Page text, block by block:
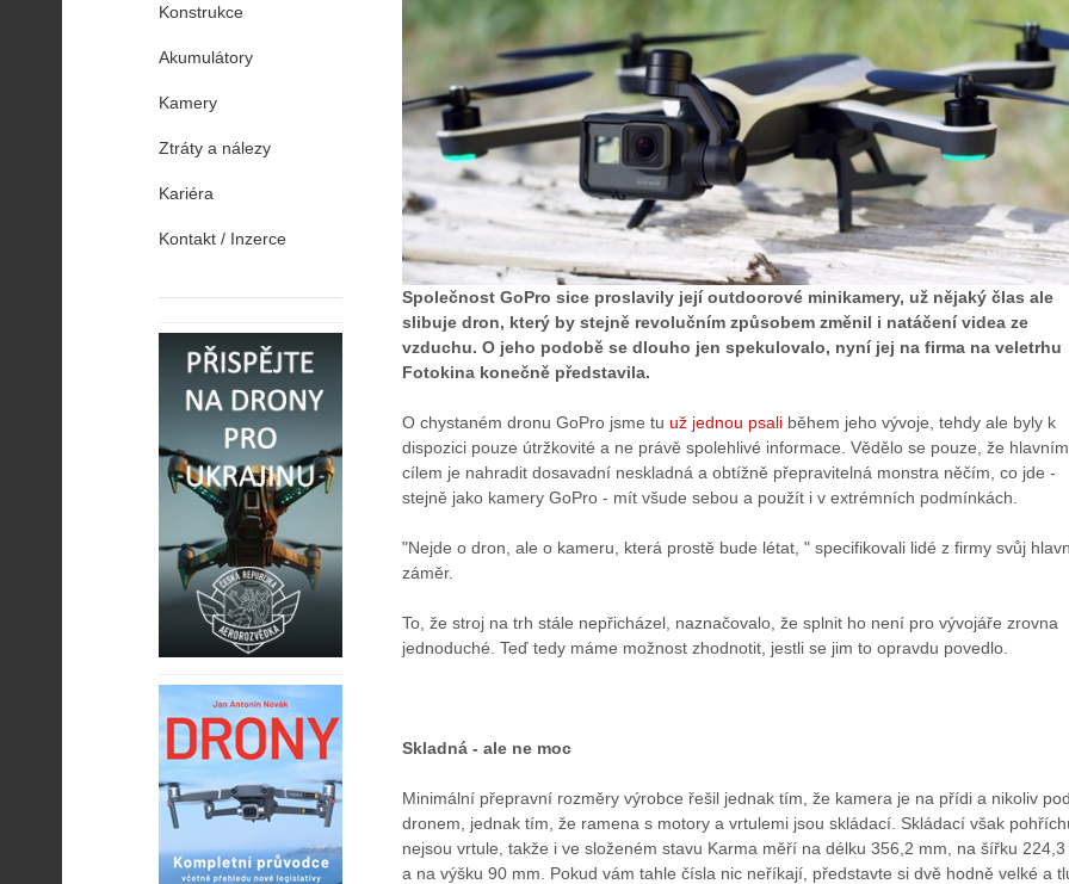
Společnost GoPro sice proslavily její outdoorové minikamery, už nějaký člas ale
slibuje dron, který by stejně revolučním způsobem změnil i natáčení videa ze
vzduchu. O jeho podobě se dlouho jen spekulovalo, nyní jej na firma na veletrhu
Fotokina konečně představila.
O chystaném dronu GoPro jsme tu už jednou psali během jeho vývoje, tehdy ale byly k
dispozici pouze útržkovité a ne právě spolehlivé informace. Vědělo se pouze, že hlavním
cílem je nahradit dosavadní neskladná a obtížně přepravitelná monstra něčím, co jde -
stejně jako kamery GoPro - mít všude sebou a použít i v extrémních podmínkách.
"Nejde o dron, ale o kameru, která prostě bude létat, " specifikovali lidé z firmy svůj
záměr.
To, že stroj na trh stále nepřicházel, naznačovalo, že splnit ho není pro vývojáře zrovna
jednoduché. Teď tedy máme možnost zhodnotit, jestli se jim to opravdu povedlo.
Skladná - ale ne moc
Minimální přepravní rozměry výrobce řešil jednak tím, že kamera je na přídi a nikoliv pod
dronem, jednak tím, že ramena s motory a vrtulemi jsou skládací. Skládací však
nejsou vrtule, takže i ve složeném stavu Karma měří na délku 356,2 mm, na šířku 224,3
a na výšku 90 mm. Pokud vám tahle čísla nic neříkají, představte si dvě hodně velké a
Konstrukce
Akumulátory
Kamery
Ztráty a nálezy
Kariéra
Kontakt / Inzerce